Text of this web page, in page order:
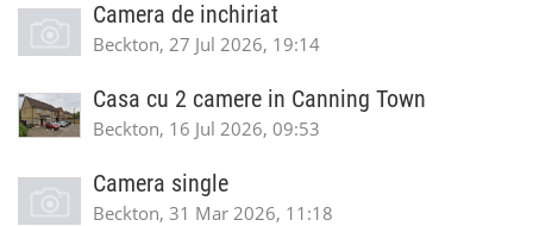
Camera de inchiriat
Beckton, 27 Jul 2026, 19:14
Casa cu 2 camere in Canning Town
Beckton, 16 Jul 2026, 09:53
Camera single
Beckton, 31 Mar 2026, 11:18